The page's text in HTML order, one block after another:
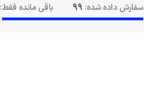
سفارش داده شده: 99 باقی مانده فقط: